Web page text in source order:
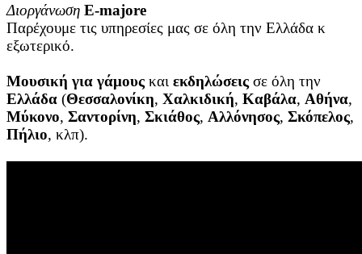
Διοργάνωση E-majore
Παρέχουμε τις υπηρεσίες μας σε όλη την Ελλάδα κ
εξωτερικό.
Μουσική για γάμους και εκδηλώσεις σε όλη την
Ελλάδα (Θεσσαλονίκη, Χαλκιδική, Καβάλα, Αθήνα,
Μύκονο, Σαντορίνη, Σκιάθος, Αλλόνησος, Σκόπελος,
Πήλιο, κλπ).